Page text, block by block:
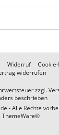
Widerruf
widerrufen
zzgl.
beschrieben
- Alle Rechte
ThemeWare®